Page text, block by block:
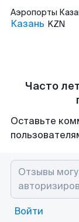
Аэропорты
Казань KZN
Часто
Оставьте
Войти